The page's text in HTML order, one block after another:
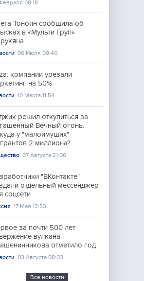
08:18
Тоноян сообщила об
в «Мульти Груп»
06 Июля 09:40
компании урезали
на 50%
10 Марта 11:54
решил откупиться за
Вечный огонь.
у "малоимущих"
2 миллиона?
07 Августа 21:00
"ВКонтакте"
отдельный мессенджер
соцсети
17 Мая 13:53
за почти 500 лет
вулкана
отметило год
03 Августа 08:03
Все новости